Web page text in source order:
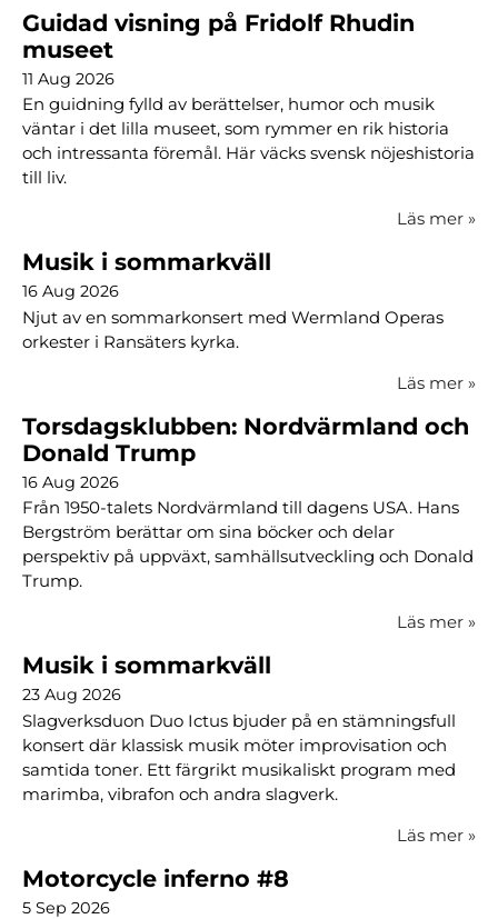
Guidad visning på Fridolf Rhudin
museet
11 Aug 2026
En guidning fylld av berättelser, humor och musik
väntar i det lilla museet, som rymmer en rik historia
och intressanta föremål. Här väcks svensk nöjeshistoria
till liv.
Läs mer »
Musik i sommarkväll
16 Aug 2026
Njut av en sommarkonsert med Wermland Operas
orkester i Ransäters kyrka.
Läs mer »
Torsdagsklubben: Nordvärmland och
Donald Trump
16 Aug 2026
Från 1950-talets Nordvärmland till dagens USA. Hans
Bergström berättar om sina böcker och delar
perspektiv på uppväxt, samhällsutveckling och Donald
Trump.
Läs mer »
Musik i sommarkväll
23 Aug 2026
Slagverksduon Duo Ictus bjuder på en stämningsfull
konsert där klassisk musik möter improvisation och
samtida toner. Ett färgrikt musikaliskt program med
marimba, vibrafon och andra slagverk.
Läs mer »
Motorcycle inferno #8
5 Sep 2026